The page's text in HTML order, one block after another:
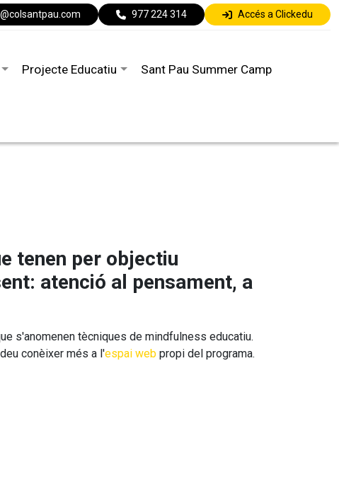
977 224 314 Accés a Clickedu
Projecte Educatiu Sant Pau Summer Camp
tenen per objectiu
atenció al pensament, a
s'anomenen tècniques de mindfulness educatiu.
conèixer més a l'espai web propi del programa.